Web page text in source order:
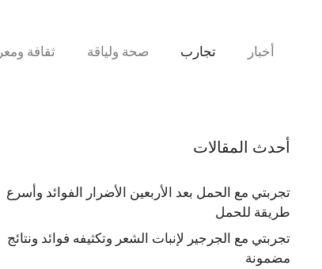
أخبار تجارب صحة ولياقة ثقافة
أحدث المقالات
تجربتي مع الحمل بعد الأربعين الأضرار الفوائد وأسرع
طريقة للحمل
تجربتي مع الجرجير لإنبات الشعر وتكثيفه فوائد ونتائج
مضمونة